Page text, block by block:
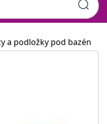
a podložky pod bazén